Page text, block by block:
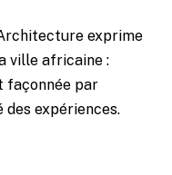
exprime
ville africaine :
façonnée par
des expériences.